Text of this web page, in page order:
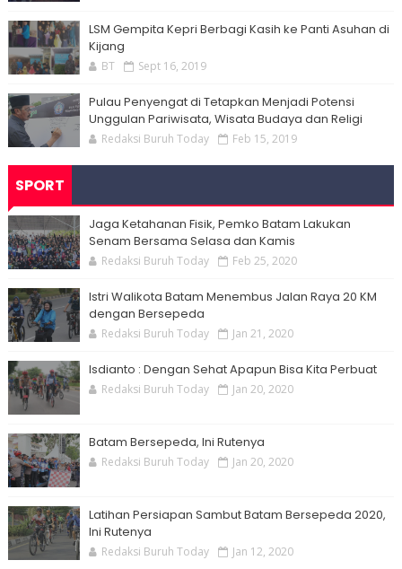
LSM Gempita Kepri Berbagi Kasih ke Panti Asuhan di
Kijang
BT Sept 16, 2019
Pulau Penyengat di Tetapkan Menjadi Potensi
Unggulan Pariwisata, Wisata Budaya dan Religi
Redaksi Buruh Today Feb 15, 2019
SPORT
Jaga Ketahanan Fisik, Pemko Batam Lakukan
Senam Bersama Selasa dan Kamis
Redaksi Buruh Today Feb 25, 2020
Istri Walikota Batam Menembus Jalan Raya 20 KM
dengan Bersepeda
Redaksi Buruh Today Jan 21, 2020
Isdianto : Dengan Sehat Apapun Bisa Kita Perbuat
Redaksi Buruh Today Jan 20, 2020
Batam Bersepeda, Ini Rutenya
Redaksi Buruh Today Jan 20, 2020
Latihan Persiapan Sambut Batam Bersepeda 2020,
Ini Rutenya
Redaksi Buruh Today Jan 12, 2020